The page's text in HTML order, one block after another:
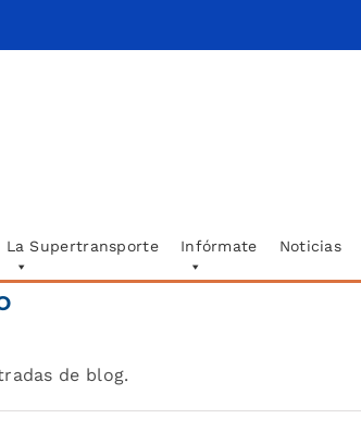
La Supertransporte Infórmate Noticias
de blog.